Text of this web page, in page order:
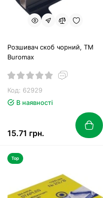
Розшивач скоб чорний, ТМ
Buromax
Код: 62929
В наявності
15.71 грн.
Top